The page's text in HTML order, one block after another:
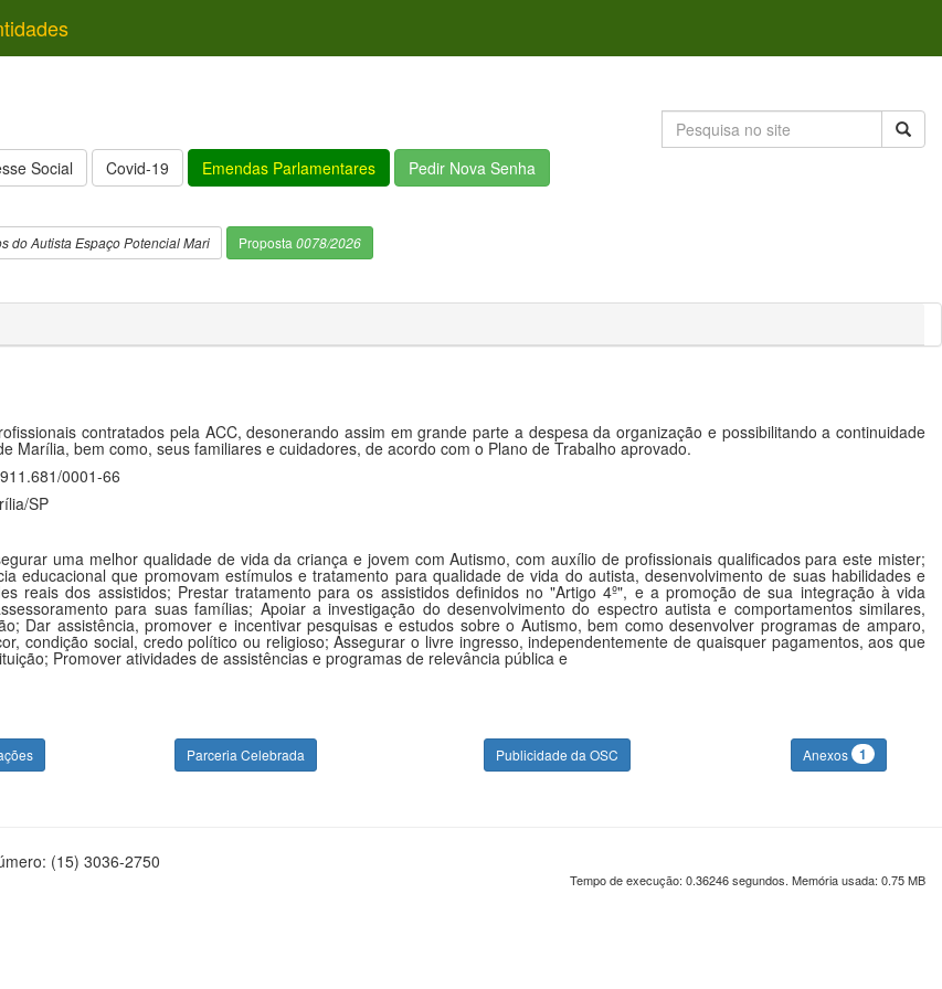
Social Covid-19 Emendas Parlamentares Pedir Nova Senha
do Autista Espaço Potencial Mari Proposta 0078/2026
contratados pela ACC, desonerando assim em grande parte a despesa da organização e possibilitando a continuidade
Marília, bem como, seus familiares e cuidadores, de acordo com o Plano de Trabalho aprovado.
0001-66
SP
uma melhor qualidade de vida da criança e jovem com Autismo, com auxílio de profissionais qualificados para este mister;
educacional que promovam estímulos e tratamento para qualidade de vida do autista, desenvolvimento de suas habilidades e
reais dos assistidos; Prestar tratamento para os assistidos definidos no "Artigo 4º", e a promoção de sua integração à vida
para suas famílias; Apoiar a investigação do desenvolvimento do espectro autista e comportamentos similares,
Dar assistência, promover e incentivar pesquisas e estudos sobre o Autismo, bem como desenvolver programas de amparo,
condição social, credo político ou religioso; Assegurar o livre ingresso, independentemente de quaisquer pagamentos, aos que
Promover atividades de assistências e programas de relevância pública e
Parceria Celebrada Publicidade da OSC Anexos 1
(15) 3036-2750
Tempo de execução: 0.36246 segundos. Memória usada: 0.75 MB